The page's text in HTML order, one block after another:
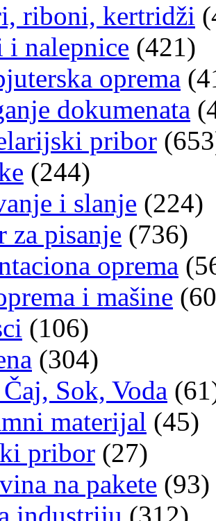
riboni, kertridži
i nalepnice (421)
oprema
dokumenata
pribor
(244)
i slanje (224)
za pisanje (736)
oprema
i mašine
(106)
(304)
Sok, Voda
materijal (45)
pribor (27)
na pakete (93)